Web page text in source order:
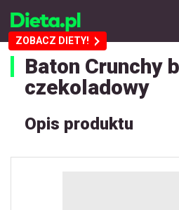
ZOBACZ DIETY!
Baton Crunchy
czekoladowy
Opis produktu